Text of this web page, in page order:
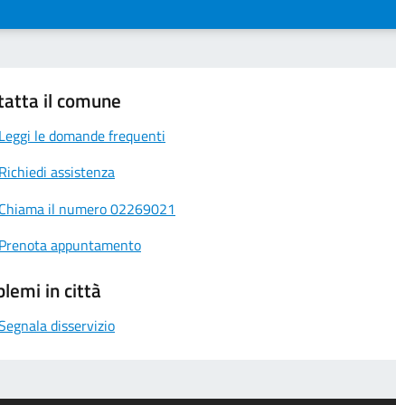
il comune
le domande frequenti
assistenza
il numero 02269021
appuntamento
in città
disservizio